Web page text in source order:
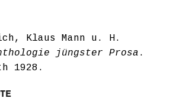
Klaus Mann u. H.
jüngster Prosa .
1928.